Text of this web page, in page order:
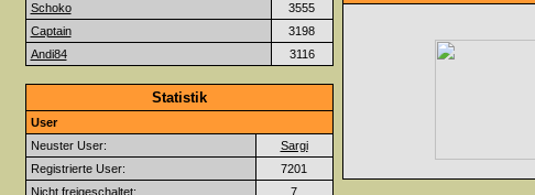
Schoko
3555
Captain
3198
Andi84
3116
Statistik
User
Neuster User:
Sargi
Registrierte User:
7201
Nicht freigeschaltet:
7